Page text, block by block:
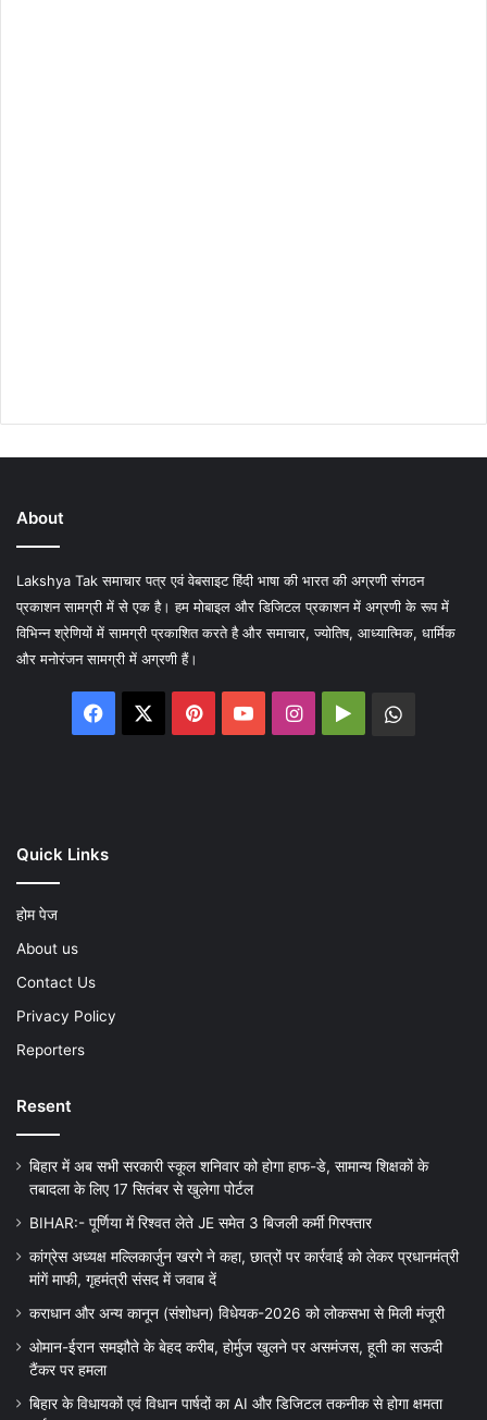
About
Lakshya Tak समाचार पत्र एवं वेबसाइट हिंदी भाषा की भारत की अग्रणी संगठन
प्रकाशन सामग्री में से एक है। हम मोबाइल और डिजिटल प्रकाशन में अग्रणी के रूप में
विभिन्न श्रेणियों में सामग्री प्रकाशित करते है और समाचार, ज्योतिष, आध्यात्मिक, धार्मिक
और मनोरंजन सामग्री में अग्रणी हैं।
Facebook PinterestYouTubeInstagram
Google
Quick Links
होम पेज
About us
Contact Us
Privacy Policy
Reporters
Resent
बिहार में अब सभी सरकारी स्कूल शनिवार को होगा हाफ-डे, सामान्य शिक्षकों के
तबादला के लिए 17 सितंबर से खुलेगा पोर्टल
BIHAR:- पूर्णिया में रिश्वत लेते JE समेत 3 बिजली कर्मी गिरफ्तार
कांग्रेस अध्यक्ष मल्लिकार्जुन खरगे ने कहा, छात्रों पर कार्रवाई को लेकर प्रधानमंत्री
मांगें माफी, गृहमंत्री संसद में जवाब दें
कराधान और अन्य कानून (संशोधन) विधेयक-2026 को लोकसभा से मिली मंजूरी
ओमान-ईरान समझौते के बेहद करीब, होर्मुज खुलने पर असमंजस, हूती का सऊदी
टैंकर पर हमला
बिहार के विधायकों एवं विधान पार्षदों का AI और डिजिटल तकनीक से होगा क्षमता